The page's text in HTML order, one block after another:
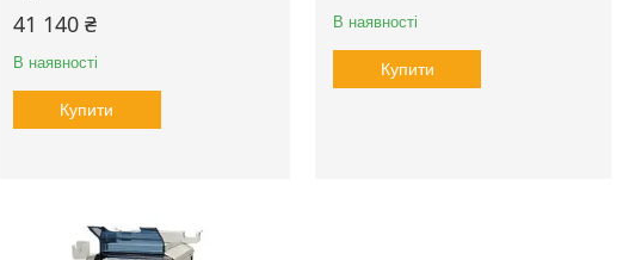
41 140 ₴
В наявності
Купити
В наявності
Купити